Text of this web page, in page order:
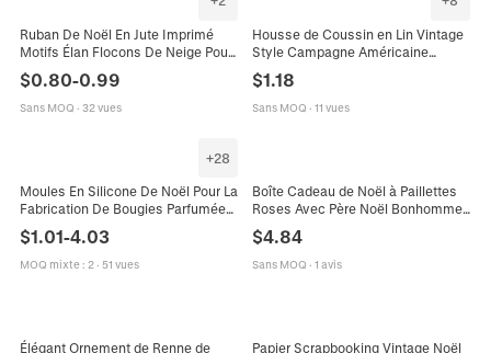
Ruban De Noël En Jute Imprimé
Motifs Élan Flocons De Neige Pour
Décoration Rustique Accessoire
$0.80-0.99
Sans MOQ · 32 vues
Housse de Coussin en Lin Vintage
Style Campagne Américaine
Coussin Décoratif Rustique Salon
Canapé
$1.18
Sans MOQ · 11 vues
+28
Moules En Silicone De Noël Pour La
Fabrication De Bougies Parfumées
DIY Savon Sapin De Noël
Bonhomme De Neige Élan Flocon
De Neige Outils De Bricolage
$1.01-4.03
MOQ mixte: 2· 51 vues
Boîte Cadeau de Noël à Paillettes
Roses Avec Père Noël Bonhomme
de Neige Élan en Peluche Pour
Bonbons Réveillon de Noël
Décoration de Fête
$4.84
Sans MOQ · 1 avis
Élégant Ornement de Renne de
Papier Scrapbooking Vintage Noël